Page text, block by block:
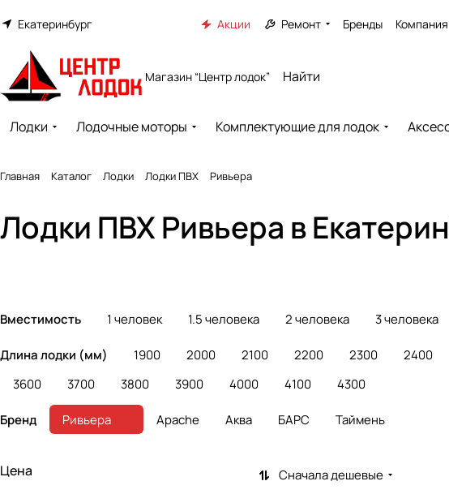
Екатеринбург Акции Ремонт Бренды Компания
Магазин “Центр лодок”
Лодки Лодочные моторы Комплектующие для лодок
Главная Каталог Лодки Лодки ПВХ Ривьера
Лодки ПВХ Ривьера в
Гребные лодки Лодки под мотор
140 товаров
Вместимость 1 человек 1.5 человека 2 человека 3 человека
Длина лодки (мм) 1900 2000 2100 2200 2300 2400
3600
3700 3800 3900 4000 4100 4300
Бренд Apache Аква БАРС
Ривьера Таймень
Сначала дешевые
Цена